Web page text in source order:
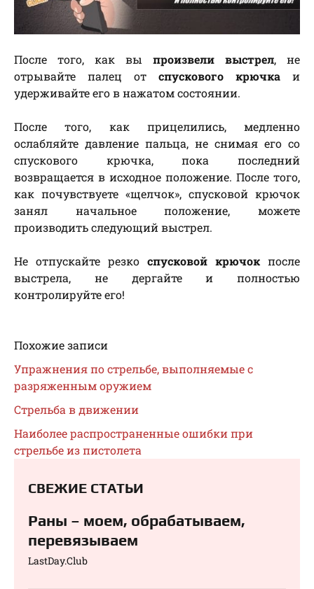
После того, как вы произвели выстрел, не
отрывайте палец от спускового крючка и
удерживайте его в нажатом состоянии.
После того, как прицелились, медленно
ослабляйте давление пальца, не снимая его со
спускового крючка, пока последний
возвращается в исходное положение. После того,
как почувствуете «щелчок», спусковой крючок
занял начальное положение, можете
производить следующий выстрел.
Не отпускайте резко спусковой крючок после
выстрела, не дергайте и полностью
контролируйте его!
Похожие записи
Упражнения по стрельбе, выполняемые с
разряженным оружием
Стрельба в движении
Наиболее распространенные ошибки при
стрельбе из пистолета
СВЕЖИЕ СТАТЬИ
Раны – моем, обрабатываем,
перевязываем⁠⁠
LastDay.Club